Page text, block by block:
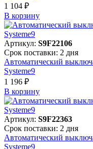
1 104 ₽
В корзинy
Артикул: S9F22106
Срок поставки: 2 дня
Автоматический
Systeme9
1 196 ₽
В корзинy
Артикул: S9F22363
Срок поставки: 2 дня
Автоматический
Systeme9